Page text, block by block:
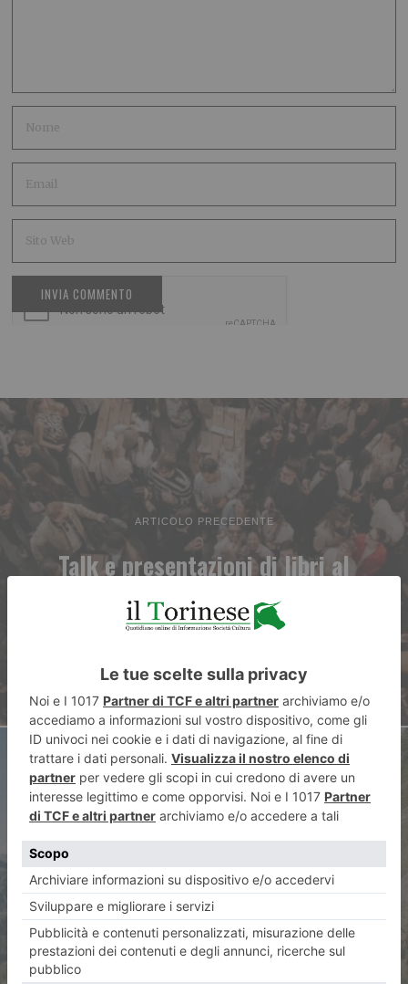
ARTICOLO PRECEDENTE
Talk e presentazioni di libri al
Mercato Centrale
A La Thuile va in scena la
mountain bike